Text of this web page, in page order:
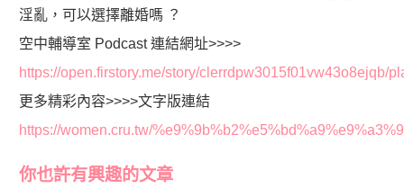
淫亂，可以選擇離婚嗎 ？
空中輔導室 Podcast 連結網址>>>>
https://open.firstory.me/story/clerrdpw3015f01vw43o8ejqb/
更多精彩內容>>>>文字版連結
https://women.cru.tw/
你也許有興趣的文章